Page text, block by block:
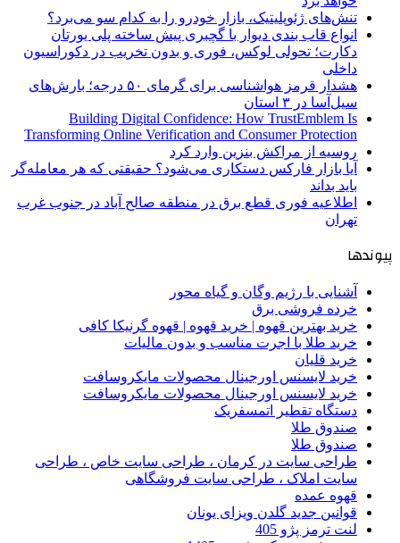
تنش‌های ژئوپلیتیک، بازار خودرو را به کدام سو می‌برد؟
انواع قاب بندی دیوار با گچبری پیش ساخته پلی یورتان
دکارت؛ تحولی لوکس، فوری و بدون تخریب در دکوراسیون
داخلی
هشدار قرمز هواشناسی برای گرمای ۵۰ درجه؛ بارش‌های
سیل‌آسا در ۳ استان
Building Digital Confidence: How TrustEmblem Is
Transforming Online Verification and Consumer Protection
روسیه از مراکش بنزین وارد کرد
آیا بازار فارکس دستکاری می‌شود؟ حقیقتی که هر معامله‌گر
باید بداند
اطلاعیه فوری قطع برق در منطقه صالح آباد در جنوب غرب
تهران
پیوندها
آشنایی با رژیم وگان و گیاه محور
خرده فروشی برق
خرید بهترین قهوه | خرید قهوه | قهوه گرنیکا کافی
خرید طلا با اجرت مناسب و بدون مالیات
خرید قلیان
خرید لایسنس اورجینال محصولات مایکروسافت
خرید لایسنس اورجینال محصولات مایکروسافت
دستگاه تقطیر اتمسفریک
صندوق طلا
صندوق طلا
طراحی سایت در کرمان ، طراحی سایت خاص ، طراحی
سایت املاک ، طراحی سایت فروشگاهی
قهوه عمده
قوانین جدید گلدن ویزای یونان
لنت ترمز پژو 405